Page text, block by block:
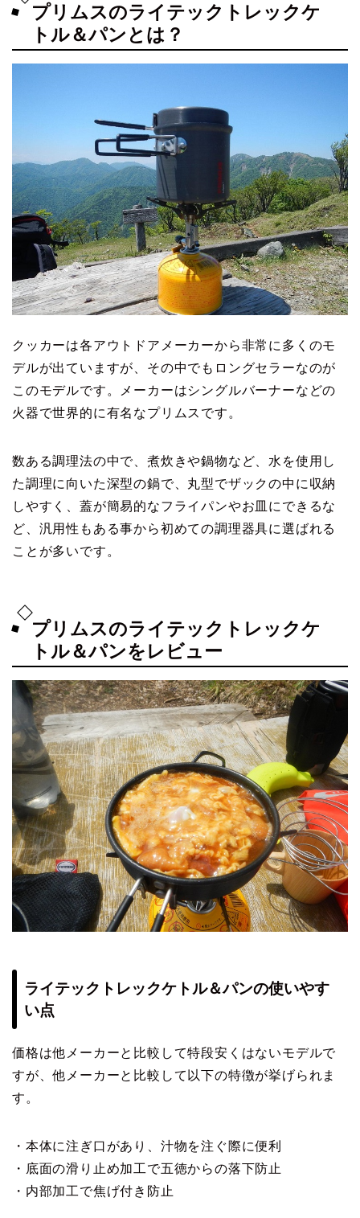
プリムスのライテックトレックケ
トル＆パンとは？
クッカーは各アウトドアメーカーから非常に多くのモ
デルが出ていますが、その中でもロングセラーなのが
このモデルです。メーカーはシングルバーナーなどの
火器で世界的に有名なプリムスです。
数ある調理法の中で、煮炊きや鍋物など、水を使用し
た調理に向いた深型の鍋で、丸型でザックの中に収納
しやすく、蓋が簡易的なフライパンやお皿にできるな
ど、汎用性もある事から初めての調理器具に選ばれる
ことが多いです。
プリムスのライテックトレックケ
トル＆パンをレビュー
ライテックトレックケトル＆パンの使いやす
い点
価格は他メーカーと比較して特段安くはないモデルで
すが、他メーカーと比較して以下の特徴が挙げられま
す。
・本体に注ぎ口があり、汁物を注ぐ際に便利
・底面の滑り止め加工で五徳からの落下防止
・内部加工で焦げ付き防止